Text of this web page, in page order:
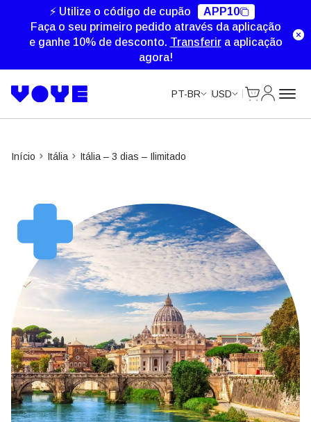
⚡ Utilize o código de cupão
APP10
Faça o seu primeiro pedido através da aplicação
e ganhe 10% de desconto. Transferira aplicação
agora!
PT-BR USD
Início Itália Itália – 3 dias – Ilimitado
Unlimited Data